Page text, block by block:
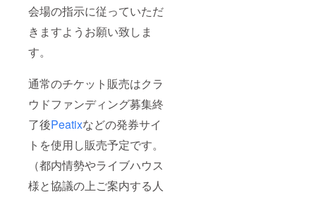
会場の指示に従っていただ
きますようお願い致しま
す。
通常のチケット販売はクラ
ウドファンディング募集終
了後Peatixなどの発券サイ
トを使用し販売予定です。
（都内情勢やライブハウス
様と協議の上ご案内する人